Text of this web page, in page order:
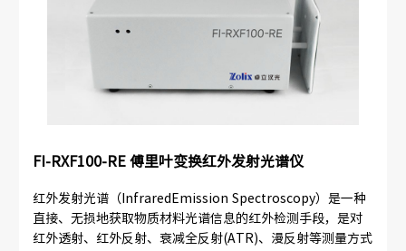
FI-RXF100-RE 傅里叶变换红外发射光谱仪
红外发射光谱（InfraredEmission Spectroscopy）是一种
直接、无损地获取物质材料光谱信息的红外检测手段，是对
红外透射、红外反射、衰减全反射(ATR)、漫反射等测量方式